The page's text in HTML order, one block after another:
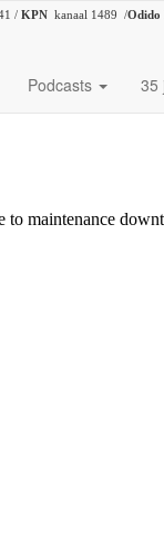
/ KPN kanaal 1489 /Odido
Podcasts 35